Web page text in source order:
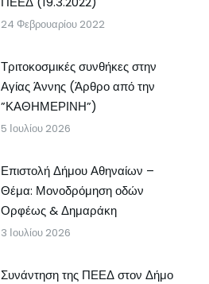
24 Φεβρουαρίου 2022
Τριτοκοσμικές συνθήκες στην
Αγίας Άννης (Άρθρο από την
”ΚΑΘΗΜΕΡΙΝΗ”)
5 Ιουλίου 2026
Επιστολή Δήμου Αθηναίων –
Θέμα: Μονοδρόμηση οδών
Ορφέως & Δημαράκη
3 Ιουλίου 2026
Συνάντηση της ΠΕΕΔ στον Δήμο